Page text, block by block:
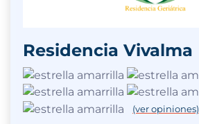
Residencia Vivalma
(ver opiniones)